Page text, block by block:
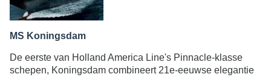
MS Koningsdam
De eerste van Holland America Line's Pinnacle-klasse
schepen, Koningsdam combineert 21e-eeuwse elegantie